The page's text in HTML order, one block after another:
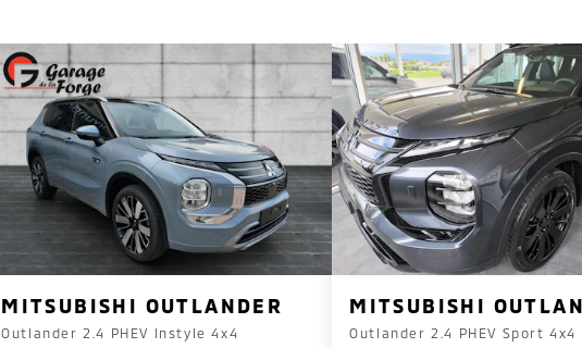
MITSUBISHI OUTLANDER
Outlander 2.4 PHEV Instyle 4x4
MITSUBISHI
Outlander 2.4 PHEV Sport 4x4